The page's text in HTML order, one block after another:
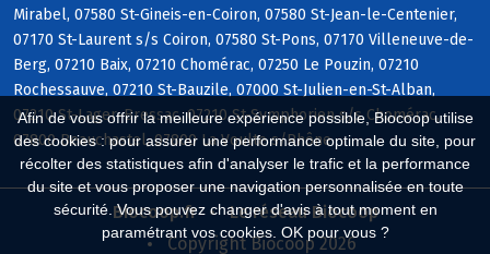
Afin de vous offrir la meilleure expérience possible, Biocoop utilise
des cookies : pour assurer une performance optimale du site, pour
récolter des statistiques afin d'analyser le trafic et la performance
du site et vous proposer une navigation personnalisée en toute
sécurité. Vous pouvez changer d'avis à tout moment en
paramétrant vos cookies. OK pour vous ?
Mirabel, 07580 St-Gineis-en-Coiron, 07580 St-Jean-le-Centenier,
07170 St-Laurent s/s Coiron, 07580 St-Pons, 07170 Villeneuve-de-
Berg, 07210 Baix, 07210 Chomérac, 07250 Le Pouzin, 07210
Rochessauve, 07210 St-Bauzile, 07000 St-Julien-en-St-Alban,
07210 St-Lager-Bressac, 07210 St-Symphorien s/s Chomérac,
07800 Beauchastel, 07800 La Voulte s/Rhône
Biocoop.fr
Le réseau Biocoop
Copyright Biocoop 2026